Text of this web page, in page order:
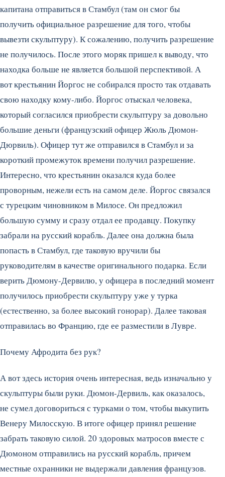
капитана отправиться в Стамбул (там он смог бы
получить официальное разрешение для того, чтобы
вывезти скульптуру). К сожалению, получить разрешение
не получилось. После этого моряк пришел к выводу, что
находка больше не является большой перспективой. А
вот крестьянин Йоргос не собирался просто так отдавать
свою находку кому-либо. Йоргос отыскал человека,
который согласился приобрести скульптуру за довольно
большие деньги (французский офицер Жюль Дюмон-
Дюрвиль). Офицер тут же отправился в Стамбул и за
короткий промежуток времени получил разрешение.
Интересно, что крестьянин оказался куда более
проворным, нежели есть на самом деле. Йоргос связался
с турецким чиновником в Милосе. Он предложил
большую сумму и сразу отдал ее продавцу. Покупку
забрали на русский корабль. Далее она должна была
попасть в Стамбул, где таковую вручили бы
руководителям в качестве оригинального подарка. Если
верить Дюмону-Дервилю, у офицера в последний момент
получилось приобрести скульптуру уже у турка
(естественно, за более высокий гонорар). Далее таковая
отправилась во Францию, где ее разместили в Лувре.
Почему Афродита без рук?
А вот здесь история очень интересная, ведь изначально у
скульптуры были руки. Дюмон-Дервиль, как оказалось,
не сумел договориться с турками о том, чтобы выкупить
Венеру Милосскую. В итоге офицер принял решение
забрать таковую силой. 20 здоровых матросов вместе с
Дюмоном отправились на русский корабль, причем
местные охранники не выдержали давления французов.